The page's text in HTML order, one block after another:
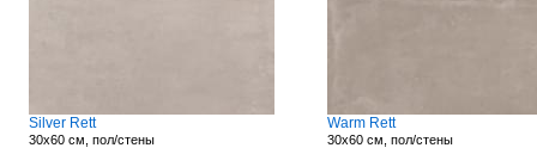
Silver Rett
30x60 см, пол/стены
Warm Rett
30x60 см, пол/стены